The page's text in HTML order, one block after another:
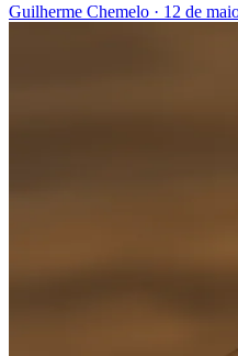
Guilherme Chemelo · 12 de